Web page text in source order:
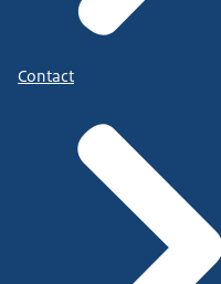
Contact